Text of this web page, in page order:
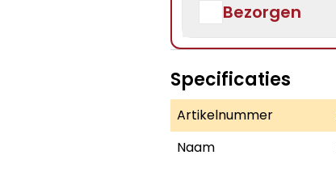
Bezorgen
Specificaties
Artikelnummer
Naam